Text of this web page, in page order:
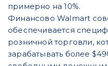
примерно на 10%.
Финансово Walmart
обеспечивается
розничной торговли,
зарабатывать более